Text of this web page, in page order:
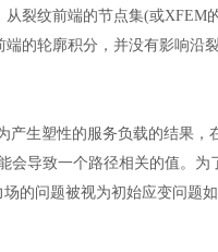
从裂纹前端的节点集(或XFEM
的轮廓积分，并没有影响
产生塑性的服务负载的结果
会导致一个路径相关的值。
场的问题被视为初始应变问题